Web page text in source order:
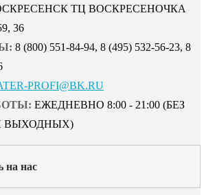
ТЦ ВОСКРЕСЕНОЧКА
36
8 (800) 551-84-94, 8 (495) 532-56-23, 8
PROFI@BK.RU
ЕЖЕДНЕВНО 8:00 - 21:00 (БЕЗ
ВЫХОДНЫХ)
на нас